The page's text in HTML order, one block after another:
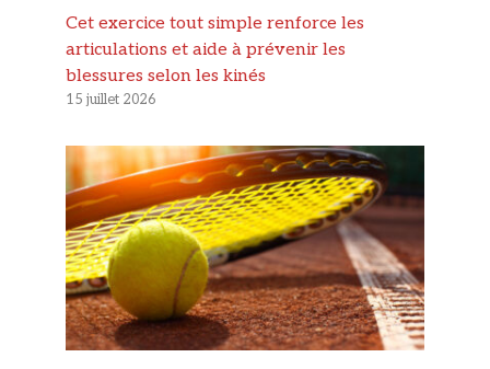
Cet exercice tout simple renforce les
articulations et aide à prévenir les
blessures selon les kinés
15 juillet 2026